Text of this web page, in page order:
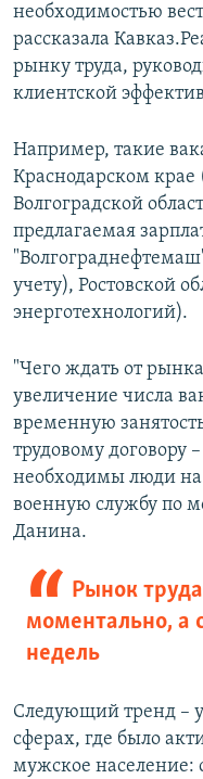
необходимостью
рассказала
рынку труда,
клиентской
Например, такие
Краснодарском
Волгоградской
предлагаемая
учету), Ростовской
энерготехнологий).
"Чего ждать от
увеличение числа
временную
трудовому договору
необходимы люди
военную службу по
Данина.
Рынок
моментально, а
недель
Следующий тренд –
сферах, где было
мужское население: